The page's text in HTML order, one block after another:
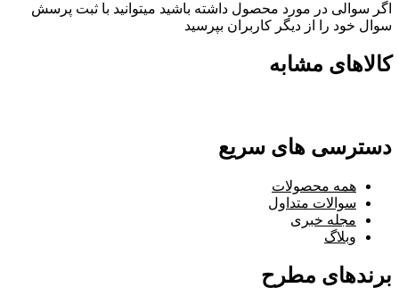
اگر سوالی در مورد محصول داشته باشید میتوانید با ثبت پرسش
سوال خود را از دیگر کاربران بپرسید
کالاهای مشابه
دسترسی های سریع
همه محصولات
سوالات متداول
مجله خبری
وبلاگ
برندهای مطرح